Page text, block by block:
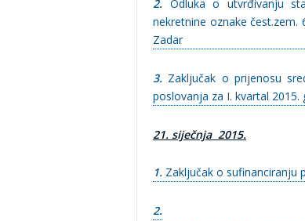
2. Odluka o utvrđivanju
nekretnine oznake čest.zem.
Zadar
3. Zaključak o prijenosu
poslovanja za I. kvartal 2015.
21. siječnja 2015.
1. Zaključak o sufinanciranju
2.